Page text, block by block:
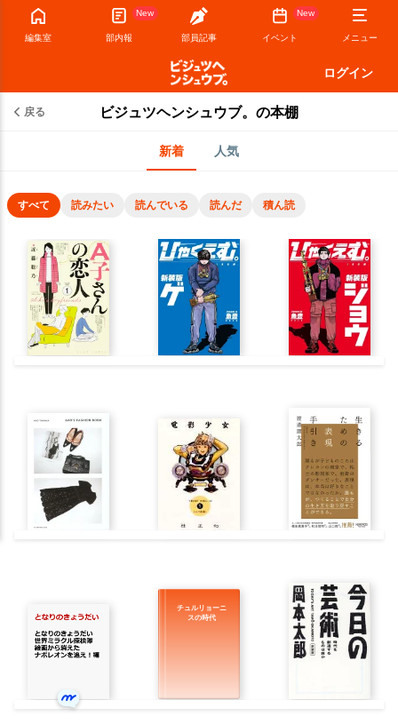
編集室
New
部内報 部員記事
New
イベント メニュー
ログイン
戻る ビジュツヘンシュウブ。の本棚
新着 人気
すべて 読みたい 読んでいる 読んだ 積ん読
チュルリョーニ
スの時代